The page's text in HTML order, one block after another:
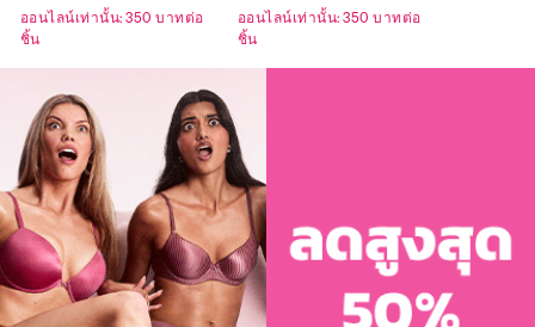
ออนไลน์เท่านั้น: 350 บาทต่อ
ชิ้น
ออนไลน์เท่านั้น: 350 บาทต่อ
ชิ้น